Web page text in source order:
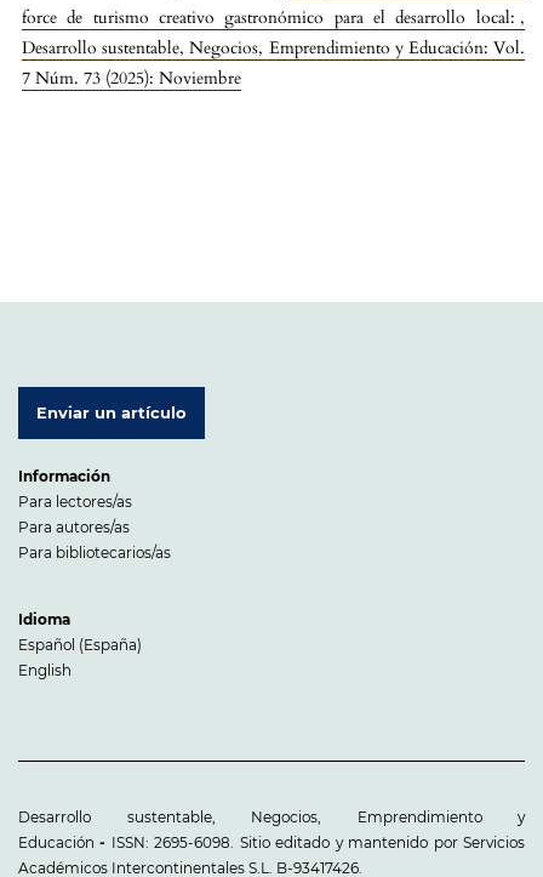
force de turismo creativo gastronómico para el desarrollo local:,
Desarrollo sustentable, Negocios, Emprendimiento y Educación: Vol.
7 Núm. 73 (2025): Noviembre
Enviar un artículo
Información
Para lectores/as
Para autores/as
Para bibliotecarios/as
Idioma
Español (España)
English
Desarrollo sustentable, Negocios, Emprendimiento y
Educación - ISSN: 2695-6098. Sitio editado y mantenido por Servicios
Académicos Intercontinentales S.L. B-93417426.